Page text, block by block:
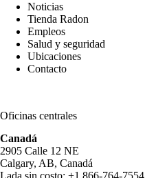
Noticias
Tienda Radon
Empleos
Salud y seguridad
Ubicaciones
Contacto
Oficinas centrales
Canadá
2905 Calle 12 NE
Calgary, AB, Canadá
Lada sin costo: +1 866-764-7554